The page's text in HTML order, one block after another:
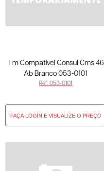
Tm Compatível Consul Cms 46
Ab Branco 053-0101
Ref: 053-0101